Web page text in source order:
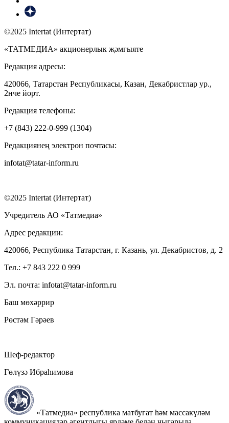
©2025 Intertat (Интертат)
«ТАТМЕДИА» акционерлык җәмгыяте
Редакция адресы:
420066, Татарстан Республикасы, Казан, Декабристлар ур.,
2нче йорт.
Редакция телефоны:
+7 (843) 222-0-999 (1304)
Редакциянең электрон почтасы:
infotat@tatar-inform.ru
©2025 Intertat (Интертат)
Учредитель АО «Татмедиа»
Адрес редакции:
420066, Республика Татарстан, г. Казань, ул. Декабристов, д. 2
Тел.: +7 843 222 0 999
Эл. почта: infotat@tatar-inform.ru
Баш мөхәррир
Рөстәм Гәрәев
Шеф-редактор
Гөлүзә Ибраһимова
«Татмедиа» республика матбугат һәм массакүләм